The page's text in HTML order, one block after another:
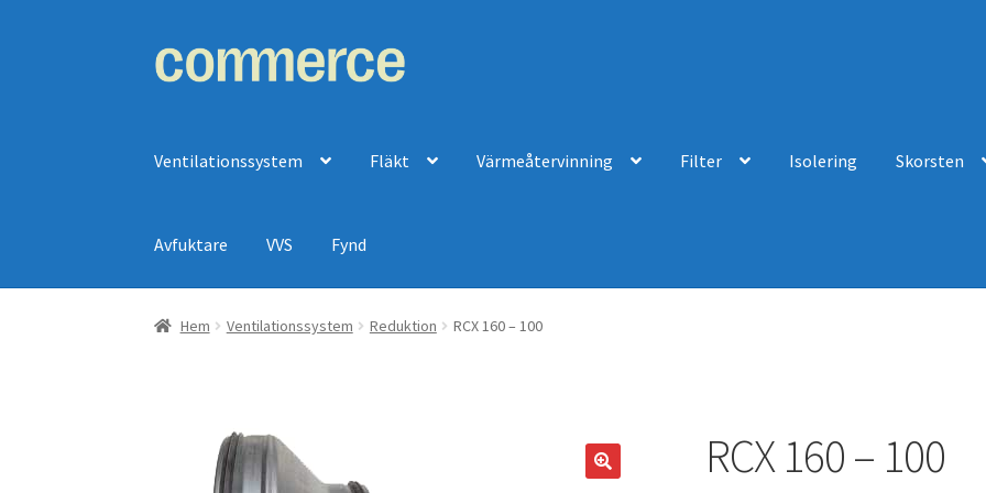
Hoppa
till
Hoppa
till
Ventilationssystem Fläkt Värmeåtervinning Filter Isolering Skorsten
Avfuktare VVS Fynd
Hem Ventilationssystem Reduktion RCX 160 – 100
RCX 160 – 100